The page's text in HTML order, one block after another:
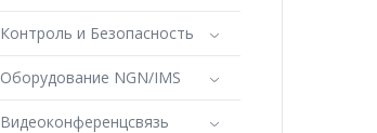
Контроль и Безопасность
Оборудование NGN/IMS
Видеоконференцсвязь